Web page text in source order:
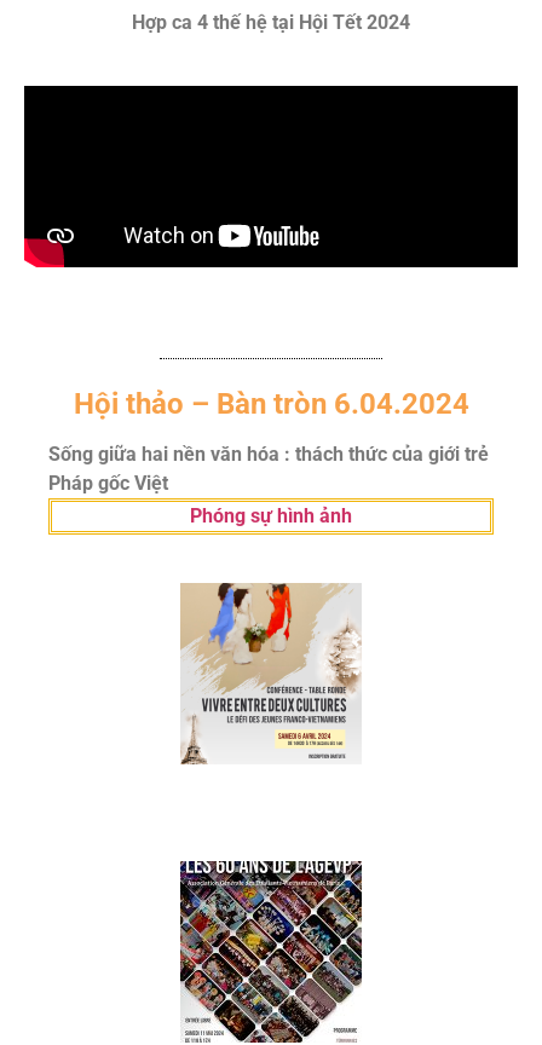
Hợp ca 4 thế hệ tại Hội Tết 2024
Hội thảo – Bàn tròn 6.04.2024
Sống giữa hai nền văn hóa : thách thức của giới trẻ
Pháp gốc Việt
Phóng sự hình ảnh